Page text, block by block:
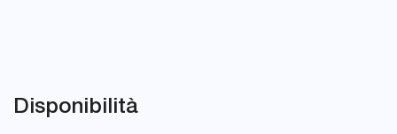
Disponibilità